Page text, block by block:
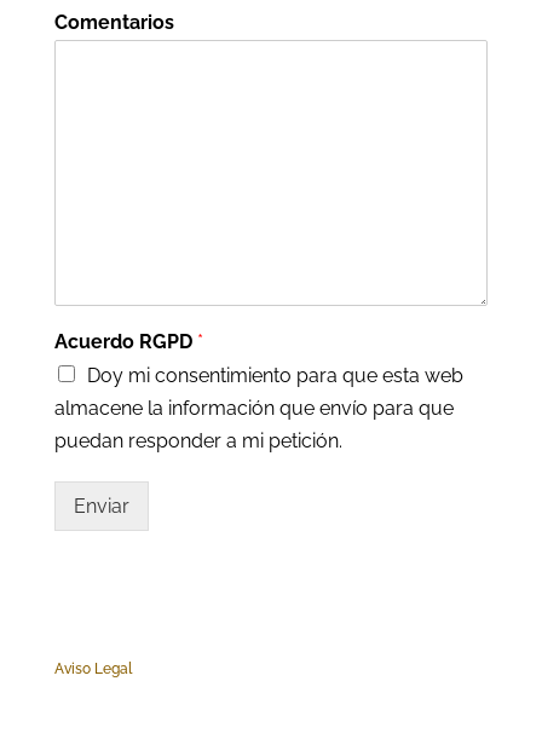
Comentarios
Acuerdo RGPD *
Doy mi consentimiento para que esta web
almacene la información que envío para que
puedan responder a mi petición.
Enviar
Aviso Legal